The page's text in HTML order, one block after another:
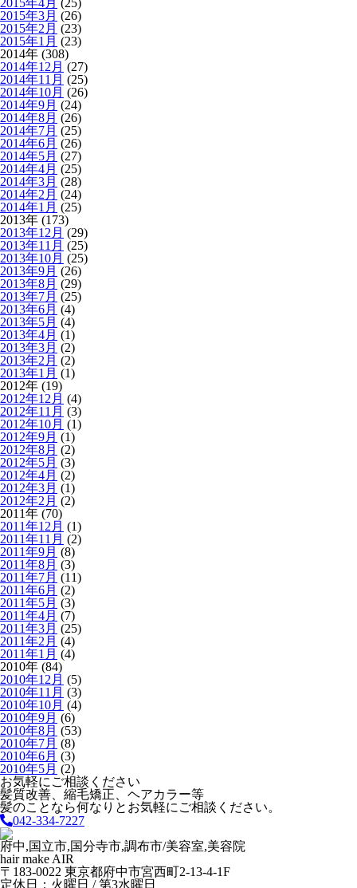
2015年4月 (25)
2015年3月 (26)
2015年2月 (23)
2015年1月 (23)
2014年 (308)
2014年12月 (27)
2014年11月 (25)
2014年10月 (26)
2014年9月 (24)
2014年8月 (26)
2014年7月 (25)
2014年6月 (26)
2014年5月 (27)
2014年4月 (25)
2014年3月 (28)
2014年2月 (24)
2014年1月 (25)
2013年 (173)
2013年12月 (29)
2013年11月 (25)
2013年10月 (25)
2013年9月 (26)
2013年8月 (29)
2013年7月 (25)
2013年6月 (4)
2013年5月 (4)
2013年4月 (1)
2013年3月 (2)
2013年2月 (2)
2013年1月 (1)
2012年 (19)
2012年12月 (4)
2012年11月 (3)
2012年10月 (1)
2012年9月 (1)
2012年8月 (2)
2012年5月 (3)
2012年4月 (2)
2012年3月 (1)
2012年2月 (2)
2011年 (70)
2011年12月 (1)
2011年11月 (2)
2011年9月 (8)
2011年8月 (3)
2011年7月 (11)
2011年6月 (2)
2011年5月 (3)
2011年4月 (7)
2011年3月 (25)
2011年2月 (4)
2011年1月 (4)
2010年 (84)
2010年12月 (5)
2010年11月 (3)
2010年10月 (4)
2010年9月 (6)
2010年8月 (53)
2010年7月 (8)
2010年6月 (3)
2010年5月 (2)
お気軽にご相談ください
髪質改善、縮毛矯正、ヘアカラー等
髪のことなら何なりとお気軽にご相談ください。
042-334-7227
府中,国立市,国分寺市,調布市/美容室,美容院
hair make AIR
〒183-0022 東京都府中市宮西町2-13-4-1F
定休日：火曜日 / 第3水曜日